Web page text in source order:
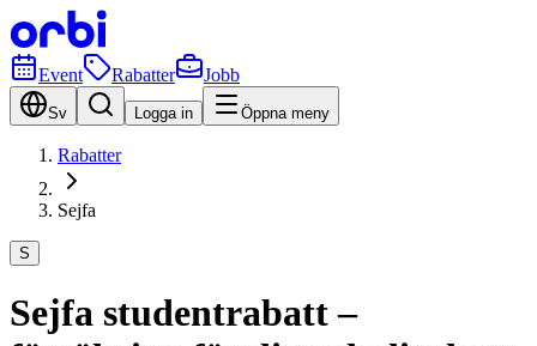
Event Rabatter Jobb
Sv Logga in Öppna meny
Rabatter
Sejfa
S
Sejfa studentrabatt –